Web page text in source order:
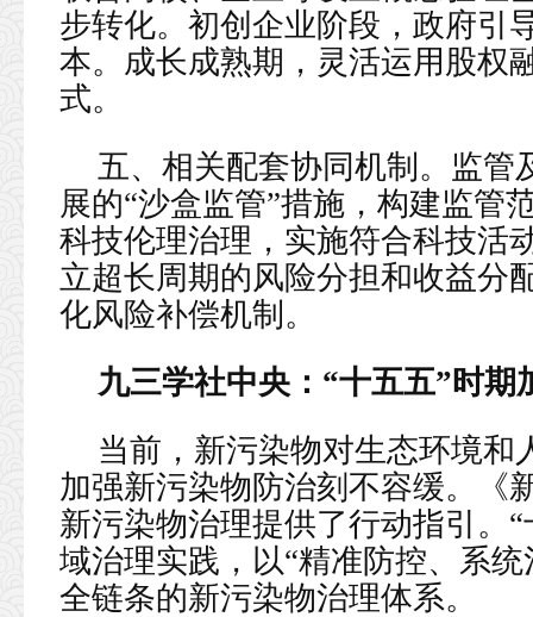
步转化。初创企业阶段，政府引
本。成长成熟期，灵活运用股权
式。
五、相关配套协同机制。监管
展的“沙盒监管”措施，构建监管
科技伦理治理，实施符合科技活
立超长周期的风险分担和收益分
化风险补偿机制。
九三学社中央：“十五五”时期
当前，新污染物对生态环境和
加强新污染物防治刻不容缓。《
新污染物治理提供了行动指引。
域治理实践，以“精准防控、系
全链条的新污染物治理体系。